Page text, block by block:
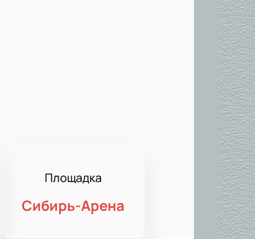
Площадка
Сибирь-Арена